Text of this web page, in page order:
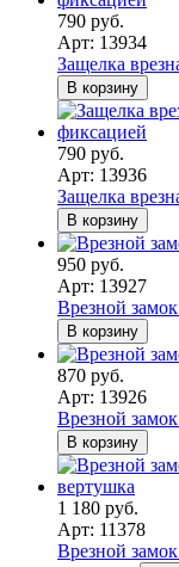
790 руб.
Арт: 13934
Защелка
В корзину
790 руб.
Арт: 13936
Защелка
В корзину
950 руб.
Арт: 13927
Врезной
В корзину
870 руб.
Арт: 13926
Врезной
В корзину
1 180 руб.
Арт: 11378
Врезной